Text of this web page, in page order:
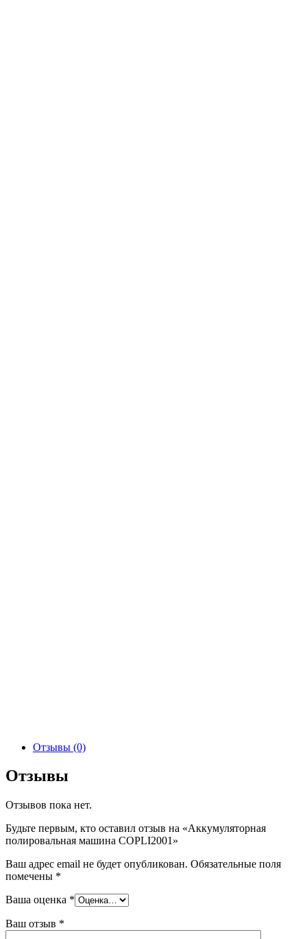
Отзывы (0)
Отзывы
Отзывов пока нет.
Будьте первым, кто оставил отзыв на «Аккумуляторная
полировальная машина COPLI2001»
Ваш адрес email не будет опубликован. Обязательные поля
помечены *
Ваша оценка *
Ваш отзыв *